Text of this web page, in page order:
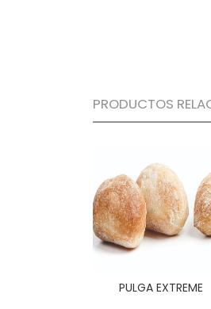
PRODUCTOS
PULGA EXTREME